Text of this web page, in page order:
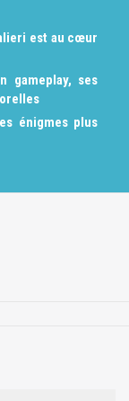
est au cœur
gameplay, ses
énigmes plus